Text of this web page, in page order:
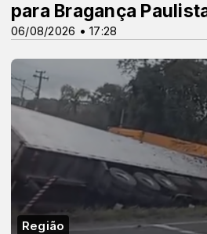
06/08/2026 • 17:28
para Bragança
Região